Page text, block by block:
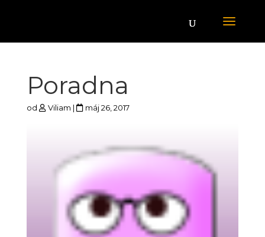
Poradna
od Viliam | máj 26, 2017